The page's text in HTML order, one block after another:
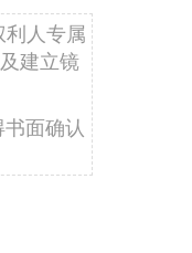
人专属
建立镜
书面确认